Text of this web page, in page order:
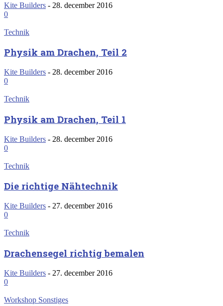
Kite Builders - 28. december 2016
0
Technik
Physik am Drachen, Teil 2
Kite Builders - 28. december 2016
0
Technik
Physik am Drachen, Teil 1
Kite Builders - 28. december 2016
0
Technik
Die richtige Nähtechnik
Kite Builders - 27. december 2016
0
Technik
Drachensegel richtig bemalen
Kite Builders - 27. december 2016
0
Workshop Sonstiges